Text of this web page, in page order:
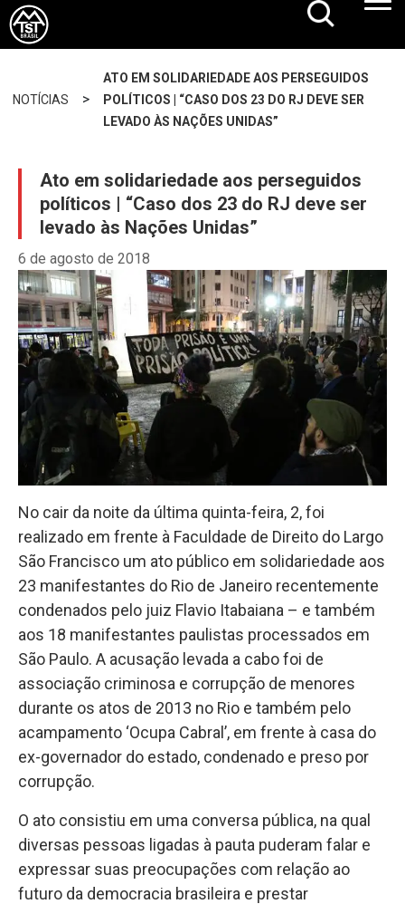
NOTÍCIAS >
ATO EM SOLIDARIEDADE AOS PERSEGUIDOS
POLÍTICOS | “CASO DOS 23 DO RJ DEVE SER
LEVADO ÀS NAÇÕES UNIDAS”
Ato em solidariedade aos perseguidos
políticos | “Caso dos 23 do RJ deve ser
levado às Nações Unidas”
6 de agosto de 2018
No cair da noite da última quinta-feira, 2, foi
realizado em frente à Faculdade de Direito do Largo
São Francisco um ato público em solidariedade aos
23 manifestantes do Rio de Janeiro recentemente
condenados pelo juiz Flavio Itabaiana – e também
aos 18 manifestantes paulistas processados em
São Paulo. A acusação levada a cabo foi de
associação criminosa e corrupção de menores
durante os atos de 2013 no Rio e também pelo
acampamento ‘Ocupa Cabral’, em frente à casa do
ex-governador do estado, condenado e preso por
corrupção.
O ato consistiu em uma conversa pública, na qual
diversas pessoas ligadas à pauta puderam falar e
expressar suas preocupações com relação ao
futuro da democracia brasileira e prestar